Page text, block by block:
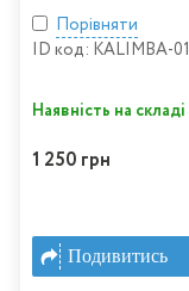
Порівняти
ID код: KALIMBA-
Наявність на складі
1 250 грн
Подивитись